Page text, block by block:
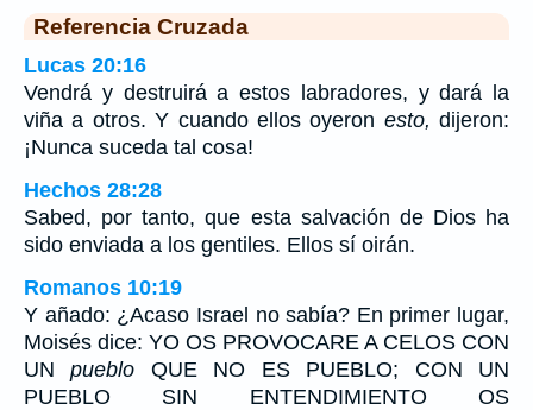
Referencia Cruzada
Lucas 20:16
Vendrá y destruirá a estos labradores, y dará la
viña a otros. Y cuando ellos oyeron esto, dijeron:
¡Nunca suceda tal cosa!
Hechos 28:28
Sabed, por tanto, que esta salvación de Dios ha
sido enviada a los gentiles. Ellos sí oirán.
Romanos 10:19
Y añado: ¿Acaso Israel no sabía? En primer lugar,
Moisés dice: YO OS PROVOCARE A CELOS CON
UNpueblo QUE NO ES PUEBLO; CON UN
PUEBLO SIN ENTENDIMIENTO OS